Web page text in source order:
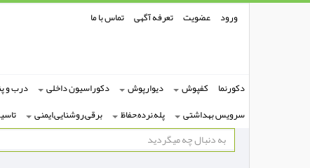
ورود عضویت تعرفه آگهی تماس با ما
دکورنما کفپوش دیوارپوش دکوراسیون داخلی درب و
سرویس بهداشتی
پله,نرده,حفاظ برقی,روشنایی,ایمنی